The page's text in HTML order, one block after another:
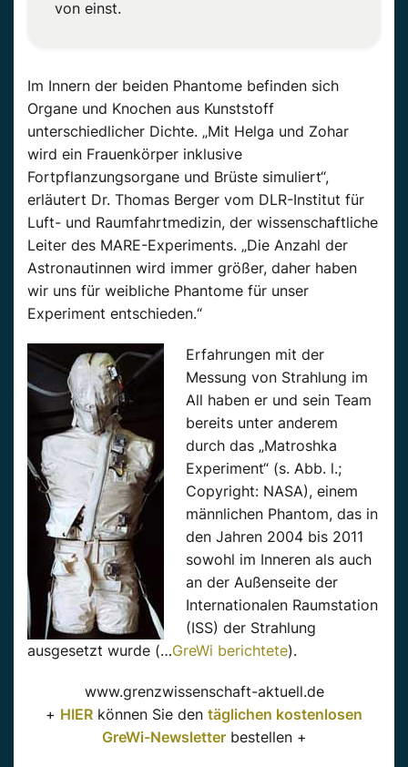
von einst.
Im Innern der beiden Phantome befinden sich
Organe und Knochen aus Kunststoff
unterschiedlicher Dichte. „Mit Helga und Zohar
wird ein Frauenkörper inklusive
Fortpflanzungsorgane und Brüste simuliert“,
erläutert Dr. Thomas Berger vom DLR-Institut für
Luft- und Raumfahrtmedizin, der wissenschaftliche
Leiter des MARE-Experiments. „Die Anzahl der
Astronautinnen wird immer größer, daher haben
wir uns für weibliche Phantome für unser
Experiment entschieden.“
Erfahrungen mit der
Messung von Strahlung im
All haben er und sein Team
bereits unter anderem
durch das „Matroshka
Experiment“ (s. Abb. l.;
Copyright: NASA), einem
männlichen Phantom, das in
den Jahren 2004 bis 2011
sowohl im Inneren als auch
an der Außenseite der
Internationalen Raumstation
(ISS) der Strahlung
ausgesetzt wurde (…GreWi berichtete).
www.grenzwissenschaft-aktuell.de
+ HIER können Sie den täglichen kostenlosen
GreWi-Newsletterbestellen +